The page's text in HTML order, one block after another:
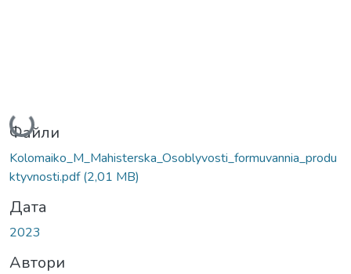
Вантажиться...
Файли
Kolomaiko_M_Mahisterska_Osoblyvosti_formuvannia_produ
ktyvnosti.pdf(2,01 MB)
Дата
2023
Автори